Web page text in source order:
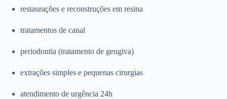
restaurações e reconstruções em resina
tratamentos de canal
periodontia (tratamento de gengiva)
extrações simples e pequenas cirurgias
atendimento de urgência 24h